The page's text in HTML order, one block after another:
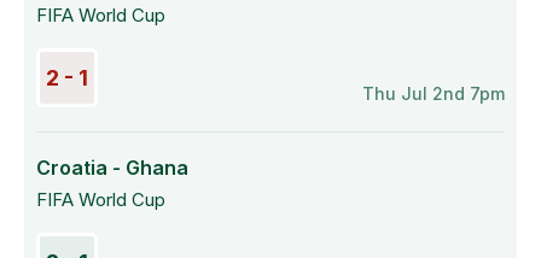
FIFA World Cup
2 - 1
Thu Jul 2nd 7pm
Croatia - Ghana
FIFA World Cup